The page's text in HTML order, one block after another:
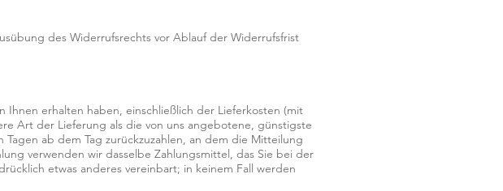
des Widerrufsrechts vor Ablauf der Widerrufsfrist
Ihnen erhalten haben, einschließlich der Lieferkosten (mit
Art der Lieferung als die von uns angebotene, günstigste
ab dem Tag zurückzuzahlen, an dem die Mitteilung
verwenden wir dasselbe Zahlungsmittel, das Sie bei der
etwas anderes vereinbart; in keinem Fall werden